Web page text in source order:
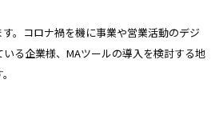
。コロナ禍を機に事業や営業活動のデジ
る企業様、MAツールの導入を検討する地